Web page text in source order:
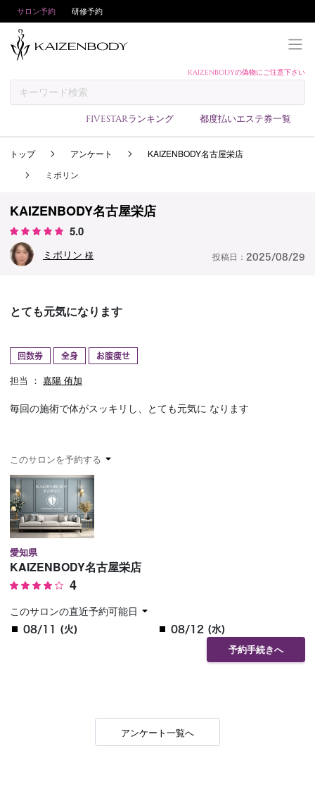
サロン予約 研修予約
KAIZENBODYの偽物にご注意下さい
FIVESTARランキング 都度払いエステ券一覧
予約方法
サロンランキング
アンケート
トップ アンケート
KAIZENBODY名古屋栄店
ミポリン
KAIZENBODY名古屋栄店
5.0
ミポリン 様 投稿日： 2025/08/29
とても元気になります
回数券 全身 お腹痩せ
担当 ： 嘉陽 侑加
毎回の施術で体がスッキリし、とても元気に なります
このサロンを予約する
愛知県
KAIZENBODY名古屋栄店
4
このサロンの直近予約可能日
08/11 (火) 08/12 (水)
予約手続きへ
アンケート一覧へ